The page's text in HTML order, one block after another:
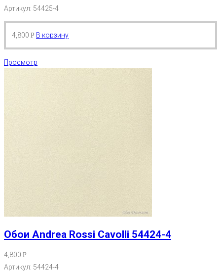
Артикул: 54425-4
4,800 Р В корзину
Просмотр
Обои Andrea Rossi Cavolli 54424-4
4,800 Р
Артикул: 54424-4